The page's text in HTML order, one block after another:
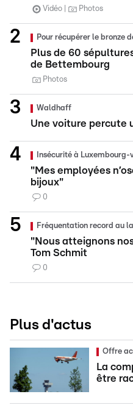
Vidéo Photos
Pour récupérer le bronze
Plus de 60
de Bettembourg
Photos
Waldhaff
Une voiture percute
Insécurité à
"Mes employées
bijoux"
0
Fréquentation record au
"Nous atteignons
Tom Schmit
0
Plus d'actus
Offre
La
être